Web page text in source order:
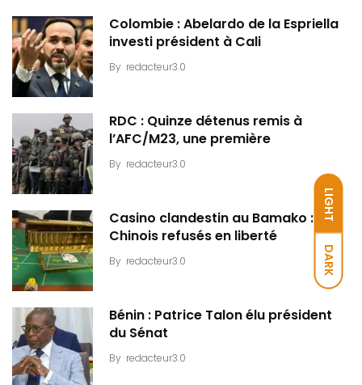
LIGHT
DARK
Colombie : Abelardo de la Espriella
investi président à Cali
By redacteur3.0
RDC : Quinze détenus remis à
l’AFC/M23, une première
By redacteur3.0
Casino clandestin au Bamako : Dix
Chinois refusés en liberté
By redacteur3.0
Bénin : Patrice Talon élu président
du Sénat
By redacteur3.0